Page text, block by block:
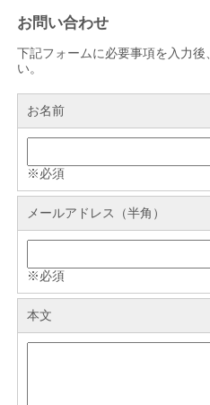
お問い合わせ
下記フォームに必要事項を入力
い。
お名前
※必須
メールアドレス（半角）
※必須
本文